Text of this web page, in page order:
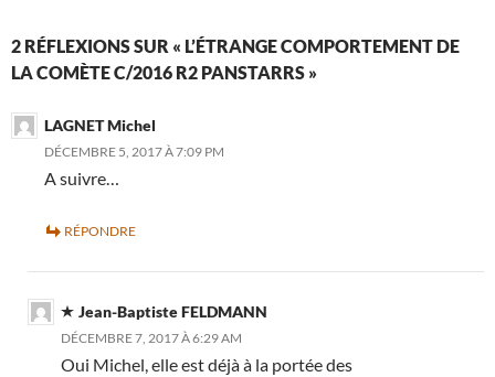
2 RÉFLEXIONS SUR « L’ÉTRANGE COMPORTEMENT DE
LA COMÈTE C/2016 R2 PANSTARRS »
LAGNET Michel
DÉCEMBRE 5, 2017 À 7:09 PM
A suivre…
RÉPONDRE
Jean-Baptiste FELDMANN
DÉCEMBRE 7, 2017 À 6:29 AM
Oui Michel, elle est déjà à la portée des